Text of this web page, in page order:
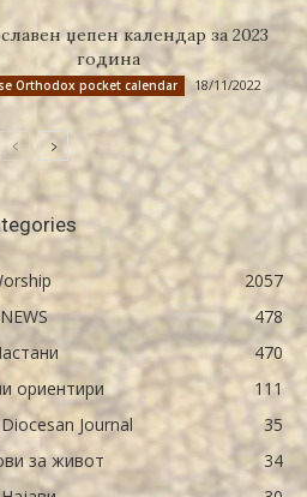
џепен календар за 2023
година
Orthodox pocket calendar 18/11/2022
2057
NEWS
478
470
ориентири
111
Journal
35
за живот
34